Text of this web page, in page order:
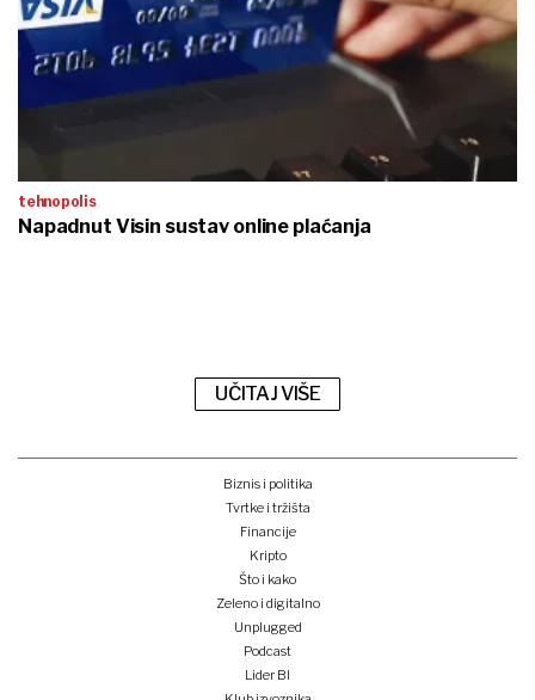
tehnopolis
Napadnut Visin sustav online plaćanja
UČITAJ VIŠE
Biznis i politika
Tvrtke i tržišta
Financije
Kripto
Što i kako
Zeleno i digitalno
Unplugged
Podcast
Lider BI